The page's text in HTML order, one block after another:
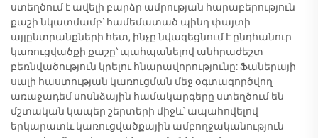
ստեղծում է ավելի բարձր ամրության հարաբերություն
քաշի նկատմամբ՝ համեմատած պինդ փայտի
այլընտրանքների հետ, ինչը նվազեցնում է ընդհանուր
կառուցվածքի քաշը՝ պահպանելով անհրաժեշտ
բեռնվածություն կրելու հնարավորությունը: Ֆաներայի
սալի հաստության կառուցման մեջ օգտագործվող
առաջադեմ սոսնձային համակարգերը ստեղծում են
մշտական կապեր շերտերի միջև՝ ապահովելով
երկարատև կառուցվածքային ամբողջականություն